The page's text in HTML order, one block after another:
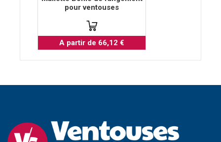
pour ventouses
A partir de 66,12 €